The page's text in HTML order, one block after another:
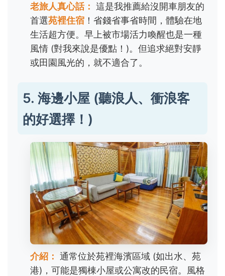
老旅人真心話： 這是我推薦給沒開車朋友的
首選苑裡住宿 ！省錢省事省時間，體驗在地
生活超方便。早上被市場活力喚醒也是一種
風情 (對我來說是優點！)。但追求絕對安靜
或田園風光的，就不適合了。
5. 海邊小屋 (聽浪人、衝浪客
的好選擇！)
介紹： 通常位於苑裡海濱區域 (如出水、苑
港)，可能是獨棟小屋或公寓改的民宿。風格